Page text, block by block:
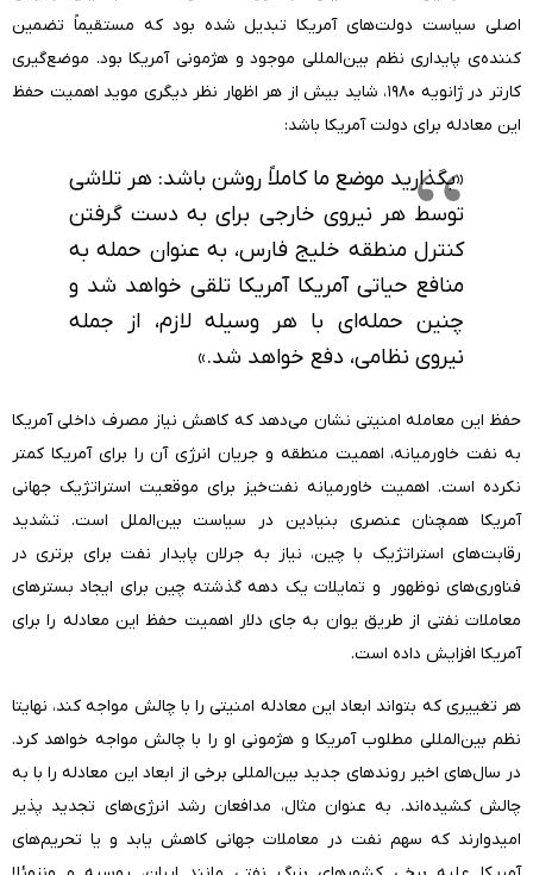
اصلی سیاست‌ دولت‌های آمریکا تبدیل شده بود که مستقیماً تضمین
کننده‌ی پایداری نظم بین‌المللی موجود و هژمونی آمریکا بود. موضع‌گیری‌
کارتر در ژانویه ۱۹۸۰، شاید بیش از هر اظهار نظر دیگری موید اهمیت حفظ
این معادله برای دولت آمریکا باشد:
«بگذارید موضع ما کاملاً روشن باشد: هر تلاشی
توسط هر نیروی خارجی برای به دست گرفتن
کنترل منطقه خلیج فارس، به عنوان حمله به
منافع حیاتی آمریکا آمریکا تلقی خواهد شد و
چنین حمله‌ای با هر وسیله لازم، از جمله
نیروی نظامی، دفع خواهد شد.»
حفظ این معامله امنیتی نشان می‌دهد که کاهش نیاز مصرف داخلی آمریکا
به نفت خاورمیانه، اهمیت منطقه و جریان انرژی آن را برای آمریکا کمتر
نکرده است. اهمیت خاورمیانه نفت‌خیز برای موقعیت استراتژیک جهانی
آمریکا همچنان عنصری بنیادین در سیاست بین‌الملل است. تشدید
رقابت‌های استراتژیک با چین، نیاز به جرلان پایدار نفت برای برتری در
فناوری‌های نوظهور و تمایلات یک دهه گذشته چین برای ایجاد بستر‌های
معاملات نفتی از طریق یوان به جای دلار اهمیت حفظ این معادله را برای
آمریکا افزایش داده است.
هر تغییری که بتواند ابعاد این معادله امنیتی را با چالش مواجه کند، نهایتا
نظم بین‌المللی مطلوب آمریکا و هژمونی او را با چالش مواجه خواهد کرد.
در سال‌های اخیر روندهای جدید بین‌المللی برخی از ابعاد این معادله را با به
چالش کشیده‌اند. به عنوان مثال، مدافعان رشد انرژی‌های تجدید پذیر
امیدوارند که سهم نفت در معاملات جهانی کاهش یابد و یا تحریم‌های